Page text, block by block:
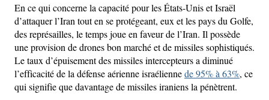
En ce qui concerne la capacité pour les États-Unis et Israël
d’attaquer l’Iran tout en se protégeant, eux et les pays du Golfe,
des représailles, le temps joue en faveur de l’Iran. Il possède
une provision de drones bon marché et de missiles sophistiqués.
Le taux d’épuisement des missiles intercepteurs a diminué
l’efficacité de la défense aérienne israéliennede 95% à 63%, ce
qui signifie que davantage de missiles iraniens la pénètrent.